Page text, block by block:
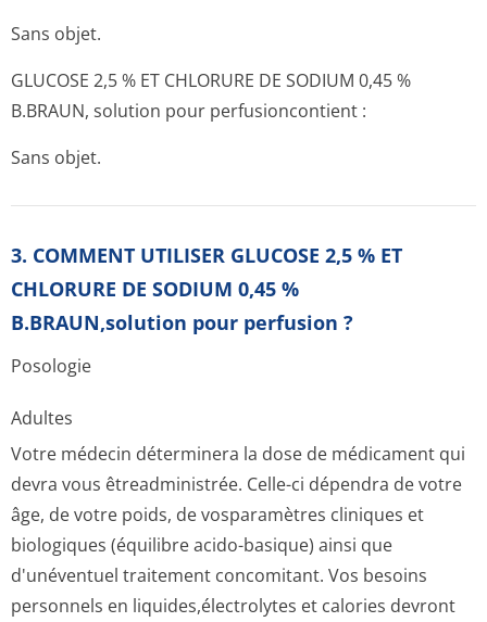
Sans objet.
GLUCOSE 2,5 % ET CHLORURE DE SODIUM 0,45 %
B.BRAUN, solution pour perfusioncontient :
Sans objet.
3. COMMENT UTILISER GLUCOSE 2,5 % ET
CHLORURE DE SODIUM 0,45 %
B.BRAUN,solution pour perfusion ?
Posologie
Adultes
Votre médecin déterminera la dose de médicament qui
devra vous êtreadministrée. Celle-ci dépendra de votre
âge, de votre poids, de vosparamètres cliniques et
biologiques (équilibre acido-basique) ainsi que
d'unéventuel traitement concomitant. Vos besoins
personnels en liquides,élec­trolytes et calories devront